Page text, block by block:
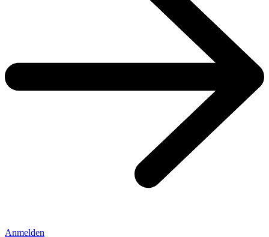
Anmelden